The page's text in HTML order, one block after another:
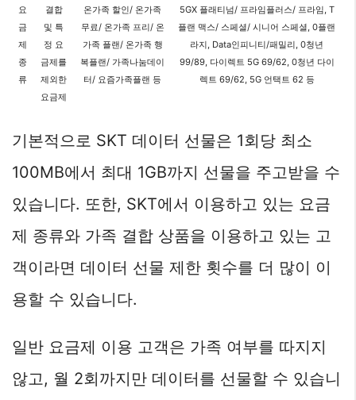
요
금
제
종
류
결합
및 특
정 요
금제를
제외한
요금제
온가족 할인/ 온가족
무료/ 온가족 프리/ 온
가족 플랜/ 온가족 행
복플랜/ 가족나눔데이
터/ 요즘가족플랜 등
5GX 플래티넘/ 프라임플러스/ 프라임, T
플랜 맥스/ 스페셜/ 시니어 스페셜, 0플랜
라지, Data인피니티/패밀리, 0청년
99/89, 다이렉트 5G 69/62, 0청년 다이
렉트 69/62, 5G 언택트 62 등
기본적으로 SKT 데이터 선물은 1회당 최소
100MB에서 최대 1GB까지 선물을 주고받을 수
있습니다. 또한, SKT에서 이용하고 있는 요금
제 종류와 가족 결합 상품을 이용하고 있는 고
객이라면 데이터 선물 제한 횟수를 더 많이 이
용할 수 있습니다.
일반 요금제 이용 고객은 가족 여부를 따지지
않고, 월 2회까지만 데이터를 선물할 수 있습니